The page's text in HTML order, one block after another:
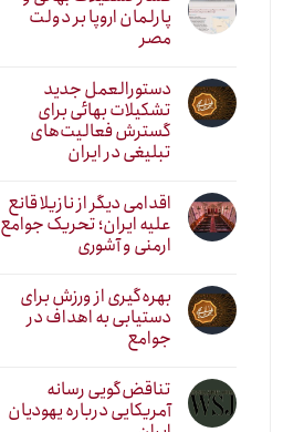
پارلمان اروپا بر دولت
مصر
دستورالعمل جدید
تشکیلات بهائی برای
گسترش فعالیت‌های
تبلیغی در ایران
اقدامی دیگر از نازیلا قانع
علیه ایران؛ تحریک جوامع
ارمنی و آشوری
بهره‌گیری از ورزش برای
دستیابی به اهداف در
جوامع
تناقض‌گویی رسانه
آمریکایی درباره یهودیان